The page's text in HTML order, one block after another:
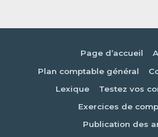
Page d’accueil
Plan comptable général
Lexique
Testez vos
Exercices de
Publication des